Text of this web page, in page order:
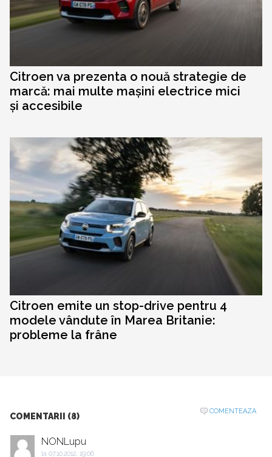
Citroen va prezenta o nouă strategie de
marcă: mai multe mașini electrice mici
și accesibile
Citroen emite un stop-drive pentru 4
modele vândute în Marea Britanie:
probleme la frâne
COMENTARII (8)
COMENTEAZA
NONLupu
la 07.10.2012, 19:06